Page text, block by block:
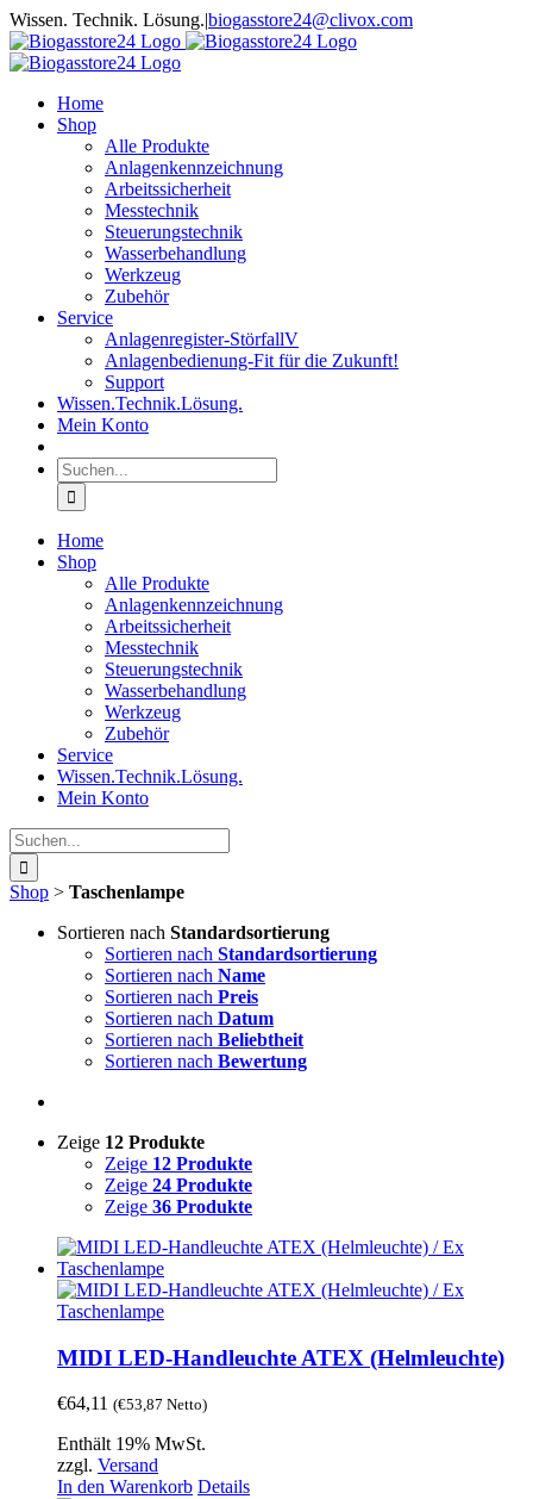
Zum
Inhalt
springen
Wissen. Technik. Lösung.|biogasstore24@clivox.com
Home
Shop
Alle Produkte
Anlagenkennzeichnung
Arbeitssicherheit
Messtechnik
Steuerungstechnik
Wasserbehandlung
Werkzeug
Zubehör
Service
Anlagenregister-StörfallV
Anlagenbedienung-Fit für die Zukunft!
Support
Wissen.Technik.Lösung.
Mein Konto
Suche
nach:
Home
Shop
Alle Produkte
Anlagenkennzeichnung
Arbeitssicherheit
Messtechnik
Steuerungstechnik
Wasserbehandlung
Werkzeug
Zubehör
Service
Wissen.Technik.Lösung.
Mein Konto
Suche
nach:
Shop > Taschenlampe
Sortieren nach Standardsortierung
Sortieren nach Standardsortierung
Sortieren nach Name
Sortieren nach Preis
Sortieren nach Datum
Sortieren nach Beliebtheit
Sortieren nach Bewertung
Zeige 12 Produkte
Zeige 12 Produkte
Zeige 24 Produkte
Zeige 36 Produkte
MIDI LED-Handleuchte ATEX (Helmleuchte)
€64,11 (€53,87 Netto)
Enthält 19% MwSt.
zzgl. Versand
In den Warenkorb Details